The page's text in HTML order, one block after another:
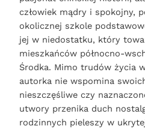
człowiek mądry i spokojny,
okolicznej szkole
jej w niedostatku, który
mieszkańców północno-
Środka. Mimo trudów życia
autorka nie wspomina
nieszczęśliwe czy
utwory przenika duch
rodzinnych pieleszy w